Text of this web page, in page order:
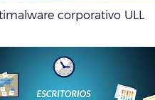
corporativo ULL